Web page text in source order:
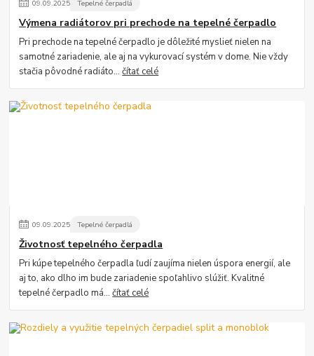
09.09.2025 Tepelné čerpadlá
Výmena radiátorov pri prechode na tepelné čerpadlo
Pri prechode na tepelné čerpadlo je dôležité myslieť nielen na
samotné zariadenie, ale aj na vykurovací systém v dome. Nie vždy
stačia pôvodné radiáto...čítať celé
09.09.2025 Tepelné čerpadlá
Životnosť tepelného čerpadla
Pri kúpe tepelného čerpadla ľudí zaujíma nielen úspora energií, ale
aj to, ako dlho im bude zariadenie spoľahlivo slúžiť. Kvalitné
tepelné čerpadlo má...čítať celé